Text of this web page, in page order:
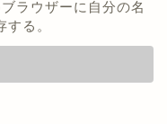
ラウザーに自分の名
る。